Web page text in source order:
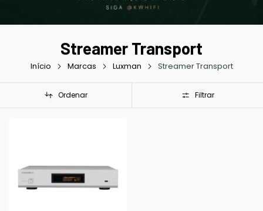
Streamer Transport
Início Marcas Luxman Streamer Transport
Ordenar Filtrar